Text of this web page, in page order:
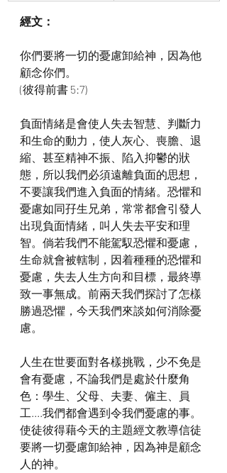
經文：
你們要將一切的憂慮卸給神，因為他
顧念你們。
(彼得前書 5:7)
負面情緒是會使人失去智慧、判斷力
和生命的動力，使人灰心、喪膽、退
縮、甚至精神不振、陷入抑鬱的狀
態，所以我們必須遠離負面的思想，
不要讓我們進入負面的情緒。恐懼和
憂慮如同孖生兄弟，常常都會引發人
出現負面情緒，叫人失去平安和理
智。倘若我們不能駕馭恐懼和憂慮，
生命就會被轄制，因着種種的恐懼和
憂慮，失去人生方向和目標，最終導
致一事無成。前兩天我們探討了怎樣
勝過恐懼，今天我們來談如何消除憂
慮。
人生在世要面對各樣挑戰，少不免是
會有憂慮，不論我們是處於什麼角
色：學生、父母、夫妻、僱主、員
工....我們都會遇到令我們憂慮的事。
使徒彼得藉今天的主題經文教導信徒
要將一切憂慮卸給神，因為神是顧念
人的神。